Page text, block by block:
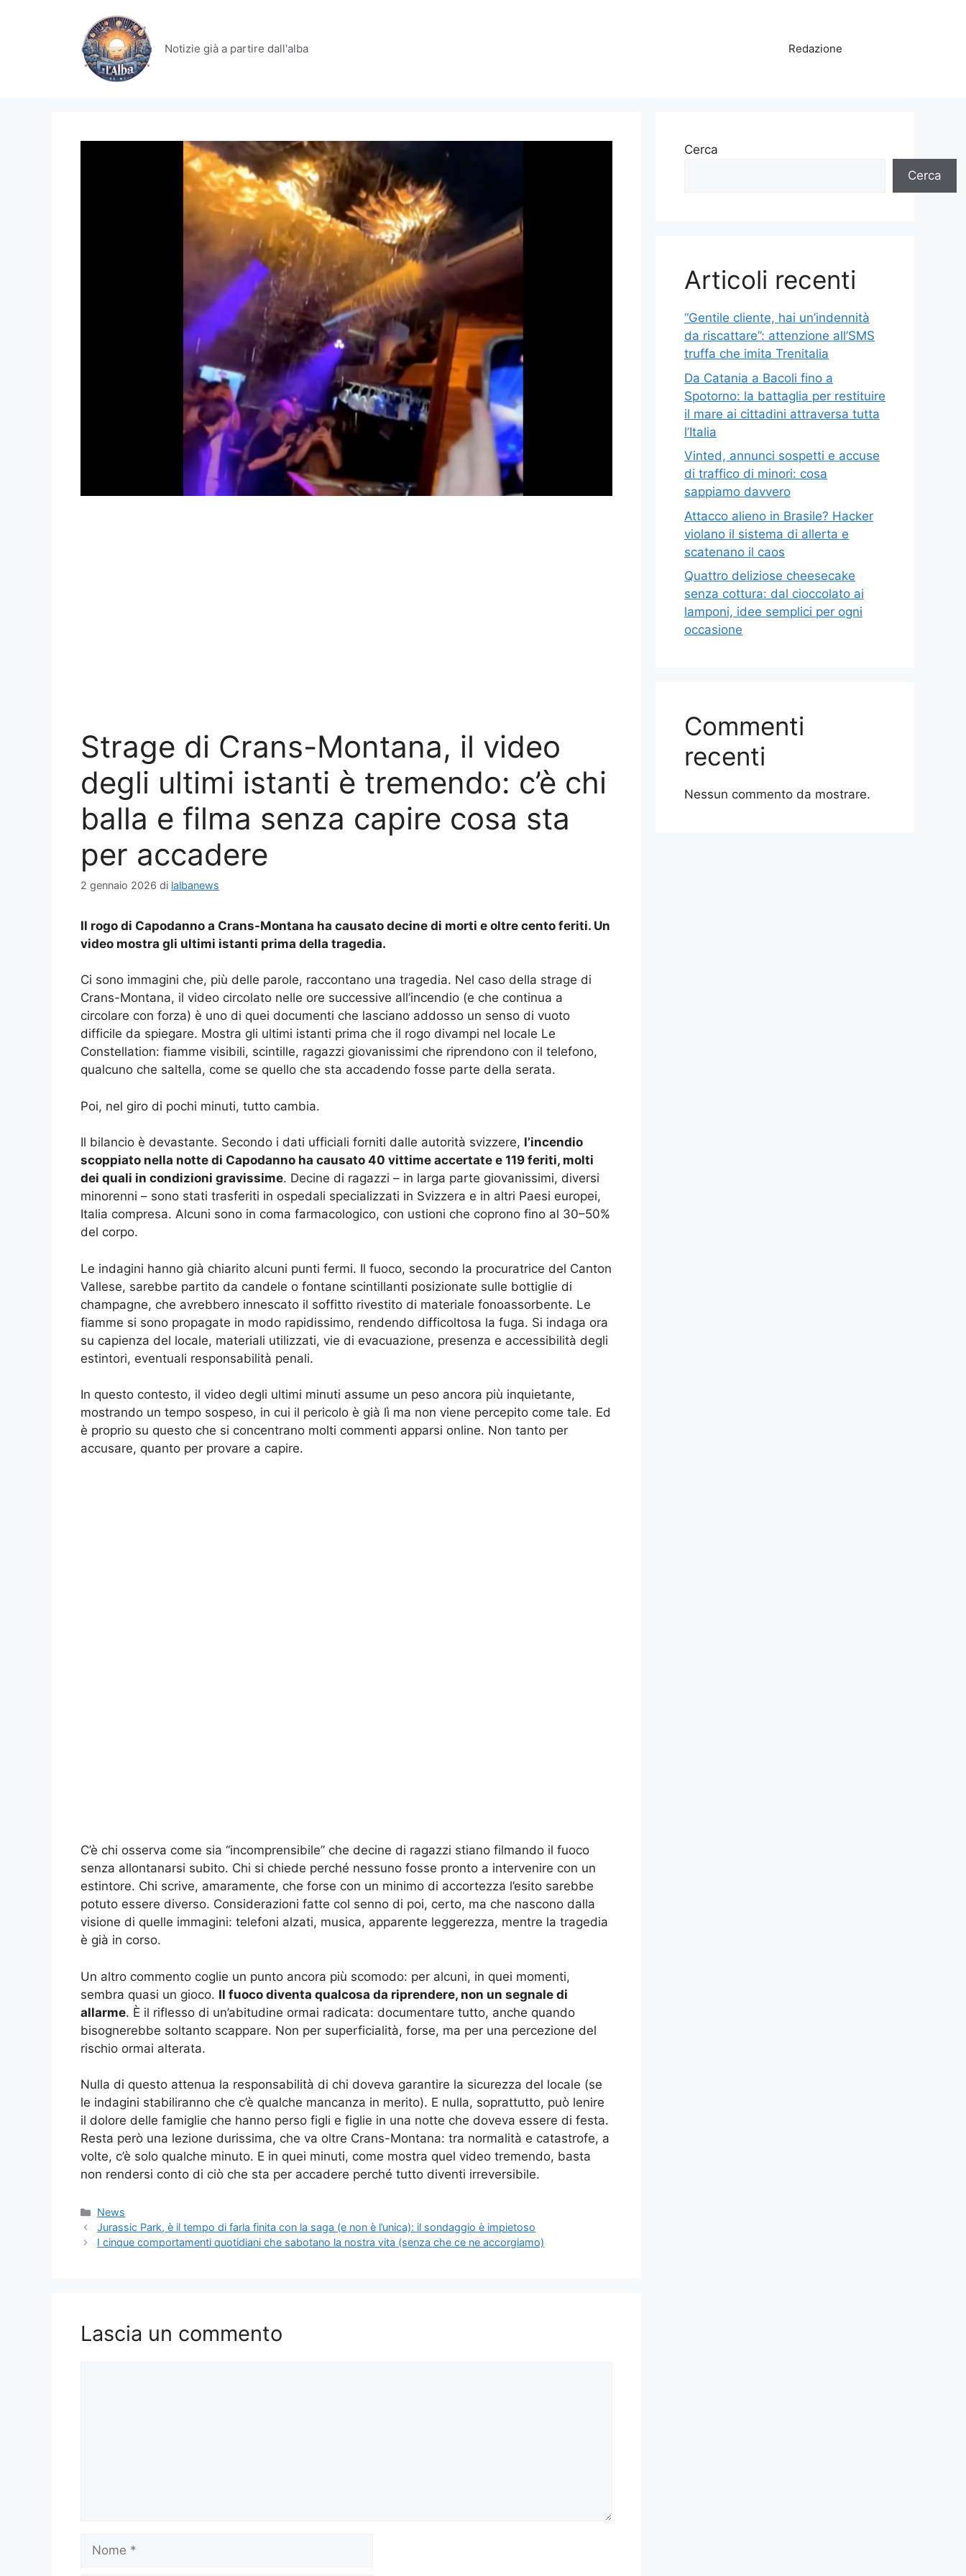
Notizie già a partire dall'alba Redazione
Strage di Crans-Montana, il video
degli ultimi istanti è tremendo: c’è chi
balla e filma senza capire cosa sta
per accadere
2 gennaio 2026 di lalbanews
Il rogo di Capodanno a Crans-Montana ha causato decine di morti e oltre cento feriti. Un
video mostra gli ultimi istanti prima della tragedia.
Ci sono immagini che, più delle parole, raccontano una tragedia. Nel caso della strage di
Crans-Montana, il video circolato nelle ore successive all’incendio (e che continua a
circolare con forza) è uno di quei documenti che lasciano addosso un senso di vuoto
difficile da spiegare. Mostra gli ultimi istanti prima che il rogo divampi nel locale Le
Constellation: fiamme visibili, scintille, ragazzi giovanissimi che riprendono con il telefono,
qualcuno che saltella, come se quello che sta accadendo fosse parte della serata.
Poi, nel giro di pochi minuti, tutto cambia.
Il bilancio è devastante. Secondo i dati ufficiali forniti dalle autorità svizzere, l’incendio
scoppiato nella notte di Capodanno ha causato 40 vittime accertate e 119 feriti, molti
dei quali in condizioni gravissime. Decine di ragazzi – in larga parte giovanissimi, diversi
minorenni – sono stati trasferiti in ospedali specializzati in Svizzera e in altri Paesi europei,
Italia compresa. Alcuni sono in coma farmacologico, con ustioni che coprono fino al 30–50%
del corpo.
Le indagini hanno già chiarito alcuni punti fermi. Il fuoco, secondo la procuratrice del Canton
Vallese, sarebbe partito da candele o fontane scintillanti posizionate sulle bottiglie di
champagne, che avrebbero innescato il soffitto rivestito di materiale fonoassorbente. Le
fiamme si sono propagate in modo rapidissimo, rendendo difficoltosa la fuga. Si indaga ora
su capienza del locale, materiali utilizzati, vie di evacuazione, presenza e accessibilità degli
estintori, eventuali responsabilità penali.
In questo contesto, il video degli ultimi minuti assume un peso ancora più inquietante,
mostrando un tempo sospeso, in cui il pericolo è già lì ma non viene percepito come tale. Ed
è proprio su questo che si concentrano molti commenti apparsi online. Non tanto per
accusare, quanto per provare a capire.
C’è chi osserva come sia “incomprensibile” che decine di ragazzi stiano filmando il fuoco
senza allontanarsi subito. Chi si chiede perché nessuno fosse pronto a intervenire con un
estintore. Chi scrive, amaramente, che forse con un minimo di accortezza l’esito sarebbe
potuto essere diverso. Considerazioni fatte col senno di poi, certo, ma che nascono dalla
visione di quelle immagini: telefoni alzati, musica, apparente leggerezza, mentre la tragedia
è già in corso.
Un altro commento coglie un punto ancora più scomodo: per alcuni, in quei momenti,
sembra quasi un gioco. Il fuoco diventa qualcosa da riprendere, non un segnale di
allarme. È il riflesso di un’abitudine ormai radicata: documentare tutto, anche quando
bisognerebbe soltanto scappare. Non per superficialità, forse, ma per una percezione del
rischio ormai alterata.
Nulla di questo attenua la responsabilità di chi doveva garantire la sicurezza del locale (se
le indagini stabiliranno che c’è qualche mancanza in merito). E nulla, soprattutto, può lenire
il dolore delle famiglie che hanno perso figli e figlie in una notte che doveva essere di festa.
Resta però una lezione durissima, che va oltre Crans-Montana: tra normalità e catastrofe, a
volte, c’è solo qualche minuto. E in quei minuti, come mostra quel video tremendo, basta
non rendersi conto di ciò che sta per accadere perché tutto diventi irreversibile.
Categorie
News
Jurassic Park, è il tempo di farla finita con la saga (e non è l’unica): il sondaggio è impietoso
I cinque comportamenti quotidiani che sabotano la nostra vita (senza che ce ne accorgiamo)
Lascia un commento
Nome
Cerca
Cerca
Articoli recenti
“Gentile cliente, hai un’indennità
da riscattare”: attenzione all’SMS
truffa che imita Trenitalia
Da Catania a Bacoli fino a
Spotorno: la battaglia per restituire
il mare ai cittadini attraversa tutta
l’Italia
Vinted, annunci sospetti e accuse
di traffico di minori: cosa
sappiamo davvero
Attacco alieno in Brasile? Hacker
violano il sistema di allerta e
scatenano il caos
Quattro deliziose cheesecake
senza cottura: dal cioccolato ai
lamponi, idee semplici per ogni
occasione
Commenti
recenti
Nessun commento da mostrare.